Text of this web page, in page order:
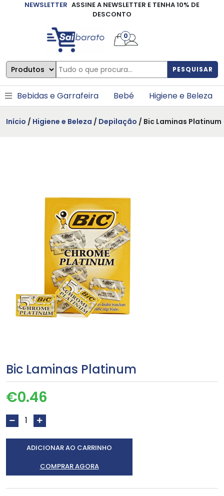
NEWSLETTER ASSINE A NEWSLETTER E TENHA 10% DE
DESCONTO
PESQUISAR
0
Bebidas e Garrafeira Bebé Higiene e Beleza
Início / Higiene e Beleza / Depilação / Bic Laminas Platinum
Bic Laminas Platinum
€0.46
ADICIONAR AO CARRINHO
COMPRAR AGORA